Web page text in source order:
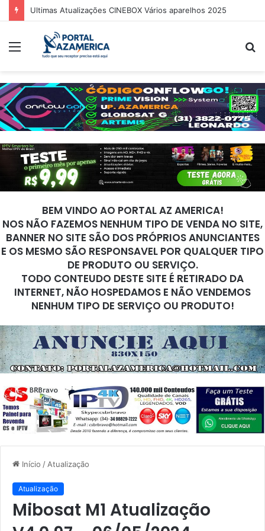
Ultimas Atualizações CINEBOX Vários aparelhos 2025
BEM VINDO AO PORTAL AZ AMERICA!
NOS NÃO FAZEMOS NENHUM TIPO DE VENDA NO SITE,
BANNER NO SITE SÃO DOS PRÓPRIOS ANUNCIANTES
E OS MESMO SÃO RESPONSAVEL POR QUALQUER TIPO
DE PRODUTO OU SERVIÇO.
TODO CONTEUDO DESTE SITE É RETIRADO DA
INTERNET, NÃO HOSPEDAMOS E NÃO VENDEMOS
NENHUM TIPO DE SERVIÇO OU PRODUTO!
Início / Atualização
Atualização
Mibosat M1 Atualização